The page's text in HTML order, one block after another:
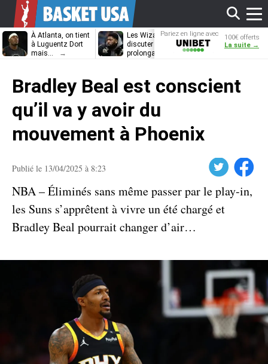
À Atlanta, on tient
à Luguentz Dort
mais…
Les Wizards vont
discuter
prolongation avec
Dennis
découvrira-t-il
Pariez en ligne avec
Unibet
100€ offerts
La suite →
Bradley Beal est conscient
qu’il va y avoir du
mouvement à Phoenix
Publié le 13/04/2025 à 8:23 Facebook
NBA – Éliminés sans même passer par le play-in,
les Suns s’apprêtent à vivre un été chargé et
Bradley Beal pourrait changer d’air…